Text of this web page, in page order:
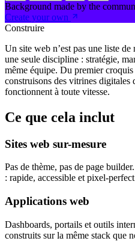
Background made by the
Create your own
Construire
Un site web n’est pas une liste de
une seule discipline : stratégie,
même équipe. Du premier
construisons des vitrines digitales
fonctionnent à toute vitesse.
Ce que cela inclut
Sites web sur-mesure
Pas de thème, pas de page
: rapide, accessible et pixel-
Applications web
Dashboards, portails et outils
construits sur la même stack que